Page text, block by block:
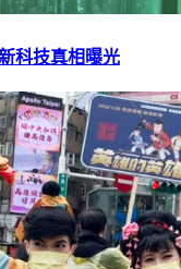
科技真相曝光